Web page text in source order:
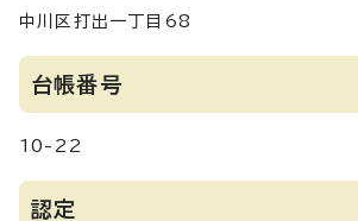
中川区打出一丁目68
台帳番号
10-22
認定